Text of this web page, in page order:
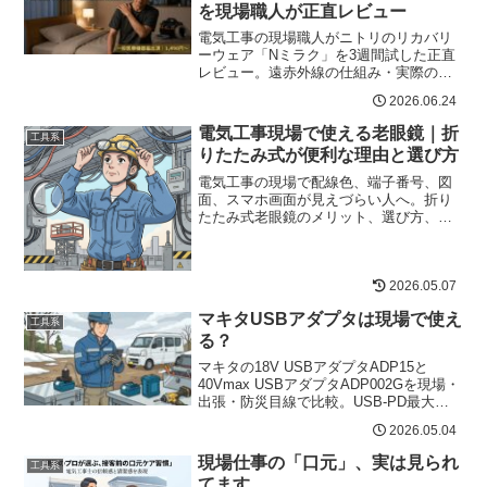
を現場職人が正直レビュー
電気工事の現場職人がニトリのリカバリ
ーウェア「Nミラク」を3週間試した正直
レビュー。遠赤外線の仕組み・実際の効
労働・翌朝の疲れが気になる人必見。
2026.06.24
工具系
電気工事現場で使える老眼鏡｜折
りたたみ式が便利な理由と選び方
電気工事の現場で配線色、端子番号、図
面、スマホ画面が見えづらい人へ。折り
たたみ式老眼鏡のメリット、選び方、注
2026.05.07
工具系
マキタUSBアダプタは現場で使え
る？
マキタの18V USBアダプタADP15と
40Vmax USBアダプタADP002Gを現場・
出張・防災目線で比較。USB-PD最大
2026.05.04
工具系
現場仕事の「口元」、実は見られ